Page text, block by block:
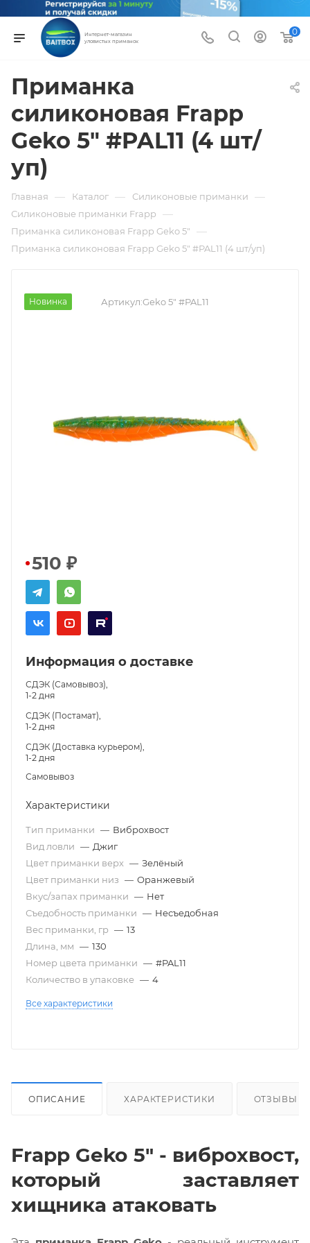
Интернет-магазин
уловистых приманок
0
Приманка
силиконовая Frapp
Geko 5" #PAL11 (4 шт/
уп)
Главная — Каталог — Силиконовые приманки —
Силиконовые приманки Frapp —
Приманка силиконовая Frapp Geko 5" —
Приманка силиконовая Frapp Geko 5" #PAL11 (4 шт/уп)
Новинка Артикул:Geko 5" #PAL11
510 ₽
Информация о доставке
СДЭК (Самовывоз),
1-2 дня
СДЭК (Постамат),
1-2 дня
СДЭК (Доставка курьером),
1-2 дня
Самовывоз
Характеристики
Тип приманки — Виброхвост
Вид ловли — Джиг
Цвет приманки верх — Зелёный
Цвет приманки низ — Оранжевый
Вкус/запах приманки — Нет
Съедобность приманки — Несъедобная
Вес приманки, гр — 13
Длина, мм — 130
Номер цвета приманки — #PAL11
Количество в упаковке — 4
Все характеристики
ОПИСАНИЕ ХАРАКТЕРИСТИКИ ОТЗЫВЫ
Frapp Geko 5" - виброхвост,
который заставляет
хищника атаковать